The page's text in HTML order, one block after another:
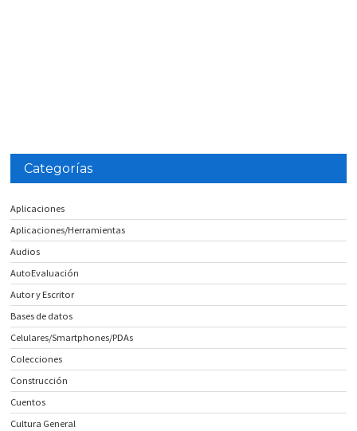
Categorías
Aplicaciones
Aplicaciones/Herramientas
Audios
AutoEvaluación
Autor y Escritor
Bases de datos
Celulares/Smartphones/PDAs
Colecciones
Construcción
Cuentos
Cultura General